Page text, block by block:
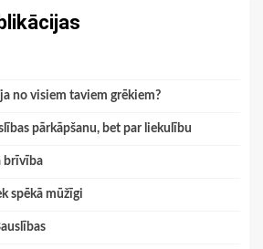
no visiem taviem grēkiem?
pārkāpšanu, bet par liekulību
brīvība
spēkā mūžīgi